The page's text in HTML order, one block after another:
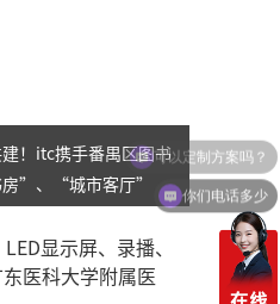
！itc携手番禺区图书
”、“城市客厅”
你们电话多少